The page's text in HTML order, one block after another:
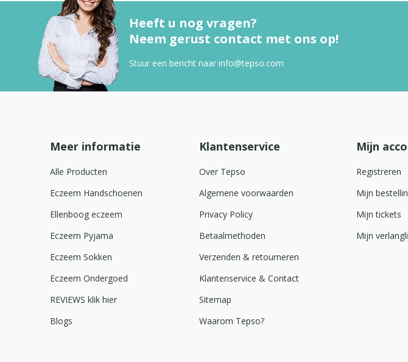
Heeft u nog vragen?
Neem gerust contact met ons op!
Stuur een bericht naar info@tepso.com
Meer informatie
Alle Producten
Eczeem Handschoenen
Ellenboog eczeem
Eczeem Pyjama
Eczeem Sokken
Eczeem Ondergoed
REVIEWS klik hier
Blogs
Klantenservice
Over Tepso
Algemene voorwaarden
Privacy Policy
Betaalmethoden
Verzenden & retourneren
Klantenservice & Contact
Sitemap
Waarom Tepso?
Mijn
Registreren
Mijn
Mijn tickets
Mijn